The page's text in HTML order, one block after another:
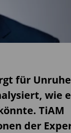
für
wie
TiAM
der